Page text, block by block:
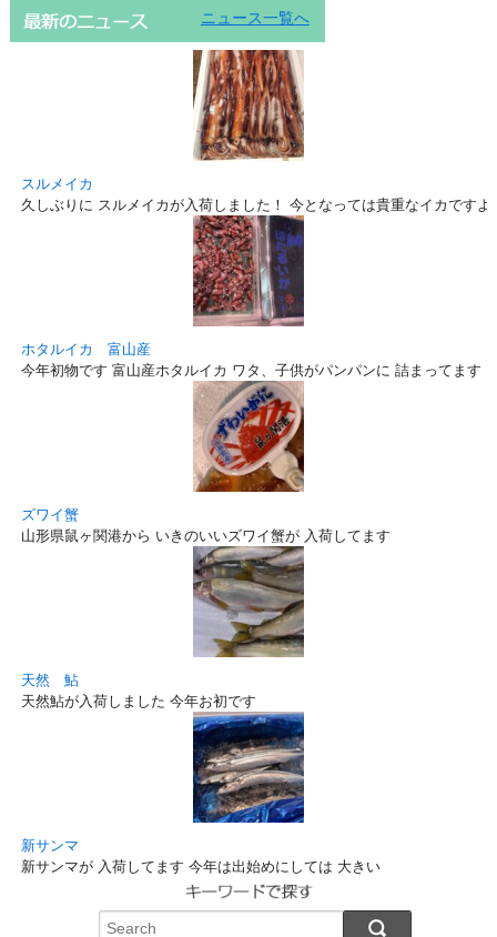
ニュース一覧へ
スルメイカ
久しぶりに スルメイカが入荷しました！ 今となっては貴重なイカですよ
ホタルイカ 富山産
今年初物です 富山産ホタルイカ ワタ、子供がパンパンに 詰まってます！
ズワイ蟹
山形県鼠ヶ関港から いきのいいズワイ蟹が 入荷してます
天然 鮎
天然鮎が入荷しました 今年お初です
新サンマ
新サンマが 入荷してます 今年は出始めにしては 大きい